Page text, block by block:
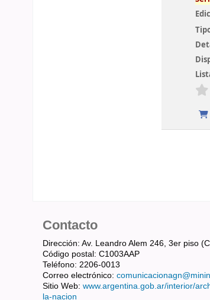
Contacto
Dirección: Av. Leandro Alem 246, 3er piso
Código postal: C1003AAP
Teléfono: 2206-0013
Correo electrónico:
Sitio Web: www.argentina.gob.ar/interior/
la-nacion